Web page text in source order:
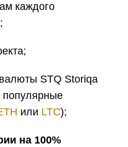
каждого
STQ Storiqa
популярные
или LTC);
на 100%